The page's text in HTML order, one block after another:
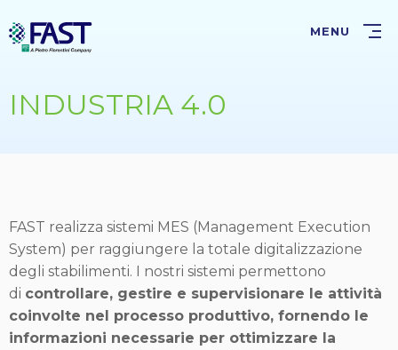
al
contenuto
MENU
INDUSTRIA 4.0
FAST realizza sistemi MES (Management Execution
System) per raggiungere la totale digitalizzazione
degli stabilimenti. I nostri sistemi permettono
di controllare, gestire e supervisionare le attività
coinvolte nel processo produttivo, fornendo le
informazioni necessarie per ottimizzare la